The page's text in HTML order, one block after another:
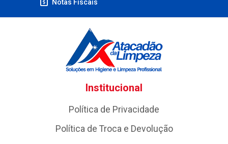
Notas Fiscais
Institucional
Política de Privacidade
Política de Troca e Devolução